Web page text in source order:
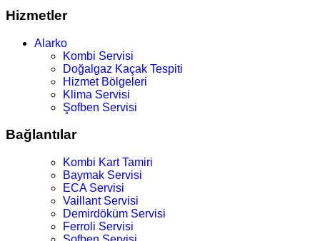
Hizmetler
Alarko
Kombi Servisi
Doğalgaz Kaçak Tespiti
Hizmet Bölgeleri
Klima Servisi
Şofben Servisi
Bağlantılar
Kombi Kart Tamiri
Baymak Servisi
ECA Servisi
Vaillant Servisi
Demirdöküm Servisi
Ferroli Servisi